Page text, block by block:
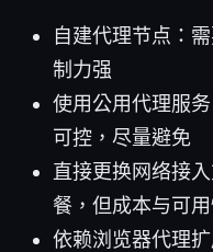
自建代理节点：
制力强
使用公用代理服
可控，尽量避免
直接更换网络接
餐，但成本与可
依赖浏览器代理